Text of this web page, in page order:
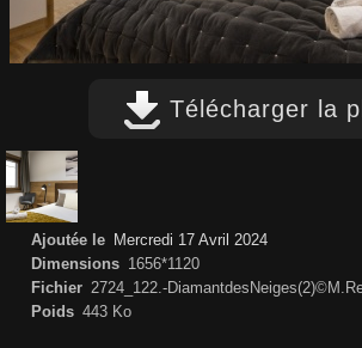
Télécharger la
Ajoutée le Mercredi 17 Avril 2024
Dimensions 1656*1120
Fichier 2724_122.-
Poids 443 Ko